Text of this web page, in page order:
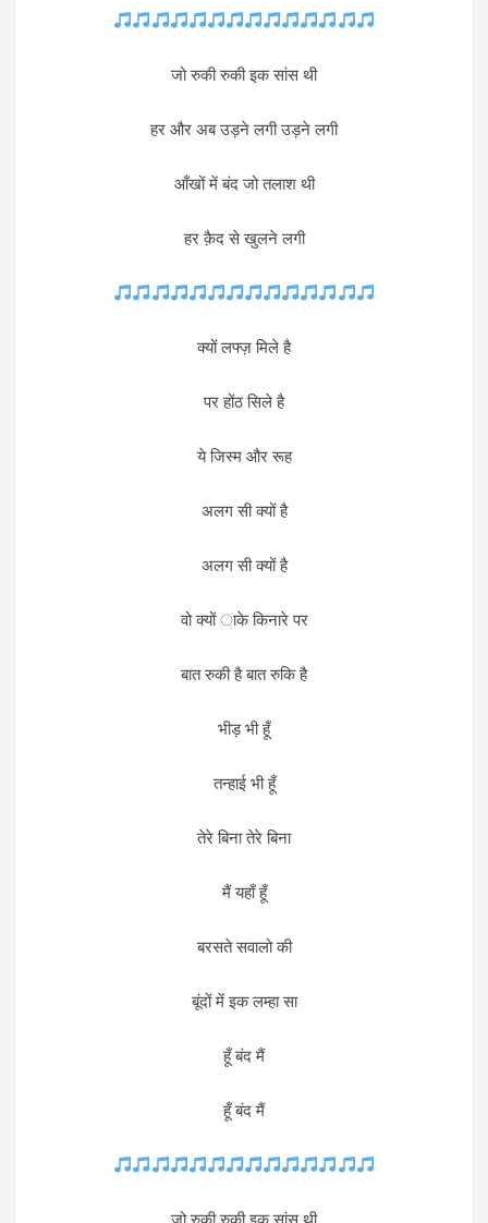
जो रुकी रुकी इक सांस थी
हर और अब उड़ने लगी उड़ने लगी
आँखों में बंद जो तलाश थी
हर क़ैद से खुलने लगी
क्यों लफ्ज़ मिले है
पर होंठ सिले है
ये जिस्म और रूह
अलग सी क्यों है
अलग सी क्यों है
वो क्यों ाके किनारे पर
बात रुकी है बात रुकि है
भीड़ भी हूँ
तन्हाई भी हूँ
तेरे बिना तेरे बिना
मैं यहाँ हूँ
बरसते सवालो की
बूंदों में इक लम्हा सा
हूँ बंद मैं
हूँ बंद मैं